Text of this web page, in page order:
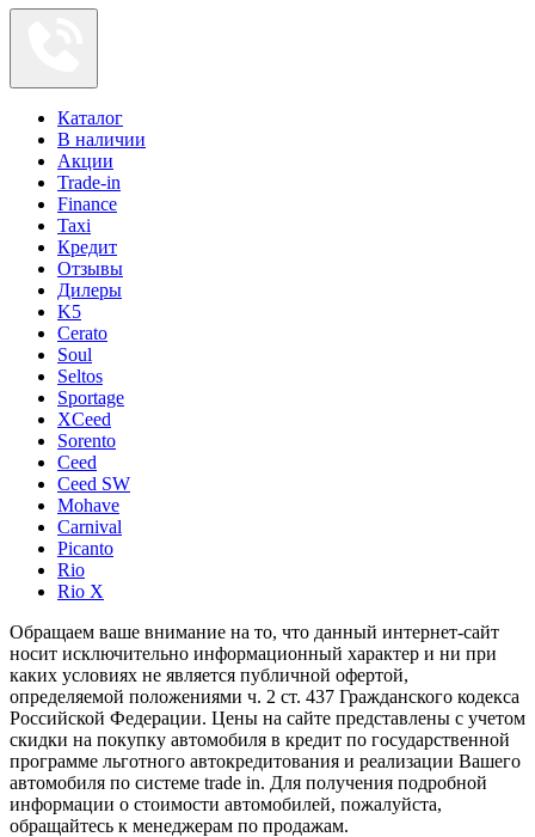
Каталог
В наличии
Акции
Trade-in
Finance
Taxi
Кредит
Отзывы
Дилеры
K5
Cerato
Soul
Seltos
Sportage
XCeed
Sorento
Ceed
Ceed SW
Mohave
Carnival
Picanto
Rio
Rio X
Обращаем ваше внимание на то, что данный интернет-сайт
носит исключительно информационный характер и ни при
каких условиях не является публичной офертой,
определяемой положениями ч. 2 ст. 437 Гражданского кодекса
Российской Федерации. Цены на сайте представлены с учетом
скидки на покупку автомобиля в кредит по государственной
программе льготного автокредитования и реализации Вашего
автомобиля по системе trade in. Для получения подробной
информации о стоимости автомобилей, пожалуйста,
обращайтесь к менеджерам по продажам.